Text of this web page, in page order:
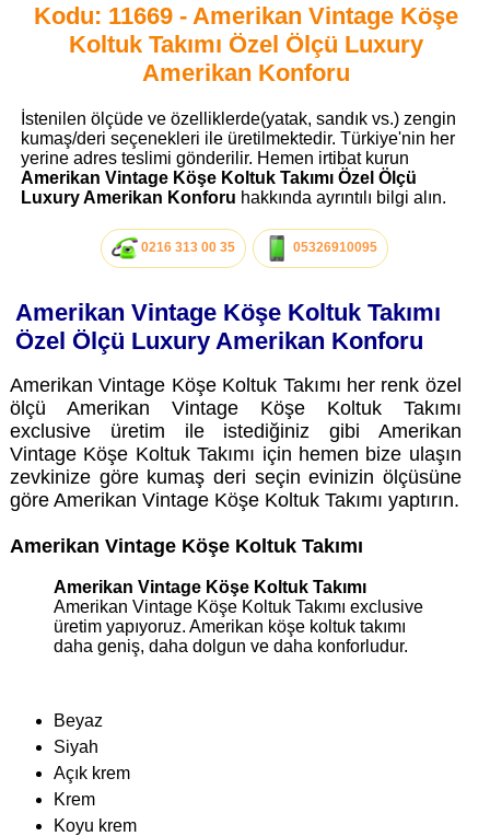
Kodu: 11669 - Amerikan Vintage Köşe
Koltuk Takımı Özel Ölçü Luxury
Amerikan Konforu
İstenilen ölçüde ve özelliklerde(yatak, sandık vs.) zengin
kumaş/deri seçenekleri ile üretilmektedir. Türkiye'nin her
yerine adres teslimi gönderilir. Hemen irtibat kurun
Amerikan Vintage Köşe Koltuk Takımı Özel Ölçü
Luxury Amerikan Konforu hakkında ayrıntılı bilgi alın.
0216 313 00 35 05326910095
Amerikan Vintage Köşe Koltuk Takımı
Özel Ölçü Luxury Amerikan Konforu
Amerikan Vintage Köşe Koltuk Takımı her renk özel
ölçü Amerikan Vintage Köşe Koltuk Takımı
exclusive üretim ile istediğiniz gibi Amerikan
Vintage Köşe Koltuk Takımı için hemen bize ulaşın
zevkinize göre kumaş deri seçin evinizin ölçüsüne
göre Amerikan Vintage Köşe Koltuk Takımı yaptırın.
Amerikan Vintage Köşe Koltuk Takımı
Amerikan Vintage Köşe Koltuk Takımı
Amerikan Vintage Köşe Koltuk Takımı exclusive
üretim yapıyoruz. Amerikan köşe koltuk takımı
daha geniş, daha dolgun ve daha konforludur.
Beyaz
Siyah
Açık krem
Krem
Koyu krem